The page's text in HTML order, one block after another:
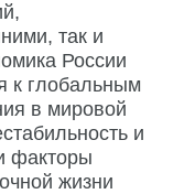
так и
России
к глобальным
в мировой
и
факторы
жизни